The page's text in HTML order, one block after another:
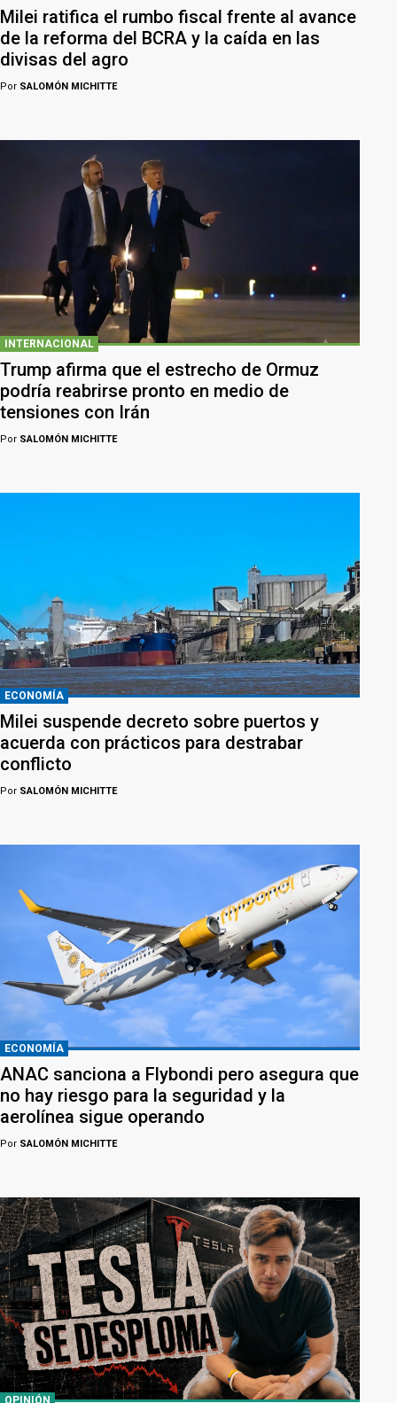
Milei ratifica el rumbo fiscal frente al avance
de la reforma del BCRA y la caída en las
divisas del agro
Por SALOMÓN MICHITTE
INTERNACIONAL
Trump afirma que el estrecho de Ormuz
podría reabrirse pronto en medio de
tensiones con Irán
Por SALOMÓN MICHITTE
ECONOMÍA
Milei suspende decreto sobre puertos y
acuerda con prácticos para destrabar
conflicto
Por SALOMÓN MICHITTE
ECONOMÍA
ANAC sanciona a Flybondi pero asegura que
no hay riesgo para la seguridad y la
aerolínea sigue operando
Por SALOMÓN MICHITTE
OPINIÓN